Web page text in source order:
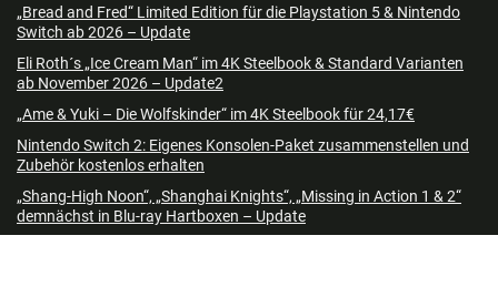
„Bread and Fred“ Limited Edition für die Playstation 5 & Nintendo
Switch ab 2026 – Update
Eli Roth´s „Ice Cream Man“ im 4K Steelbook & Standard Varianten
ab November 2026 – Update2
„Ame & Yuki – Die Wolfskinder“ im 4K Steelbook für 24,17€
Nintendo Switch 2: Eigenes Konsolen-Paket zusammenstellen und
Zubehör kostenlos erhalten
„Shang-High Noon“, „Shanghai Knights“, „Missing in Action 1 & 2“
demnächst in Blu-ray Hartboxen – Update